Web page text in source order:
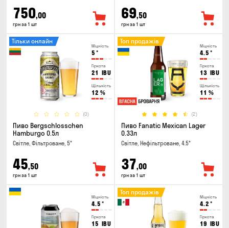
750,00
грн за 1 шт
69,50
грн за 1 шт
Міцність
5 °
Гіркота
21 IBU
Щільність
12 %
(0)
Тільки онлайн
Пиво Bergschlosschen
Hamburgo 0.5л
Світле, Фільтроване, 5°
45,50
грн за 1 шт
Міцність
4.5 °
Гіркота
13 IBU
Щільність
11 %
(2)
Топ продажів
Пиво Fanatic Mexican Lager
0.33л
Світле, Нефільтроване, 4.5°
37,00
грн за 1 шт
Міцність
4.5 °
Гіркота
15 IBU
Міцність
4.2 °
Гіркота
19 IBU
Топ продажів